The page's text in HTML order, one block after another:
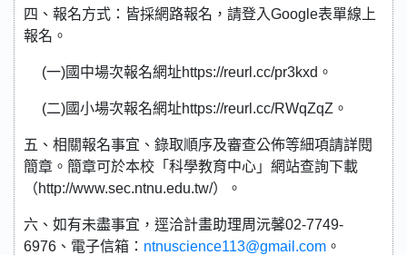
四、報名方式：皆採網路報名，請登入Google表單線上
報名。
(一)國中場次報名網址https://reurl.cc/pr3kxd。
(二)國小場次報名網址https://reurl.cc/RWqZqZ。
五、相關報名事宜、錄取順序及審查公佈等細項請詳閱
簡章。簡章可於本校「科學教育中心」網站查詢下載
（http://www.sec.ntnu.edu.tw/）。
六、如有未盡事宜，逕洽計畫助理周沅馨02-7749-
6976、電子信箱： ntnuscience113@gmail.com 。